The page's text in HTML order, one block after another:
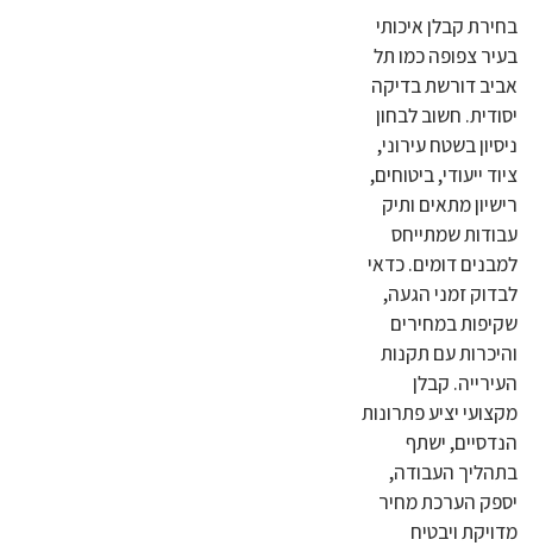
בחירת קבלן איכותי
בעיר צפופה כמו תל
אביב דורשת בדיקה
יסודית. חשוב לבחון
ניסיון בשטח עירוני,
ציוד ייעודי, ביטוחים,
רישיון מתאים ותיק
עבודות שמתייחס
למבנים דומים. כדאי
לבדוק זמני הגעה,
שקיפות במחירים
והיכרות עם תקנות
העירייה. קבלן
מקצועי יציע פתרונות
הנדסיים, ישתף
בתהליך העבודה,
יספק הערכת מחיר
מדויקת ויבטיח